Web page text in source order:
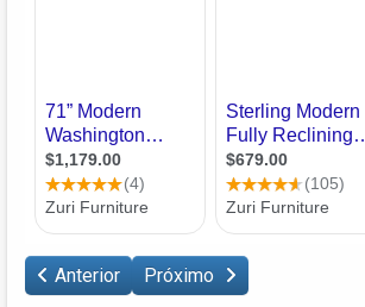
Anterior Próximo